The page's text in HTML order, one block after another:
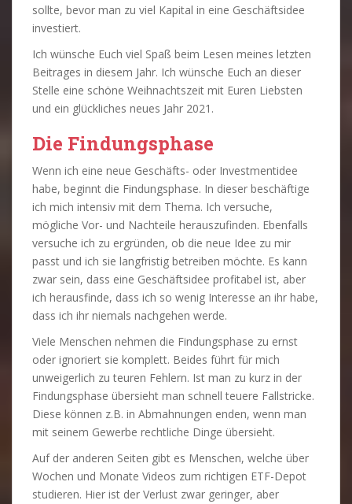
sollte, bevor man zu viel Kapital in eine Geschäftsidee
investiert.
Ich wünsche Euch viel Spaß beim Lesen meines letzten
Beitrages in diesem Jahr. Ich wünsche Euch an dieser
Stelle eine schöne Weihnachtszeit mit Euren Liebsten
und ein glückliches neues Jahr 2021.
Die Findungsphase
Wenn ich eine neue Geschäfts- oder Investmentidee
habe, beginnt die Findungsphase. In dieser beschäftige
ich mich intensiv mit dem Thema. Ich versuche,
mögliche Vor- und Nachteile herauszufinden. Ebenfalls
versuche ich zu ergründen, ob die neue Idee zu mir
passt und ich sie langfristig betreiben möchte. Es kann
zwar sein, dass eine Geschäftsidee profitabel ist, aber
ich herausfinde, dass ich so wenig Interesse an ihr habe,
dass ich ihr niemals nachgehen werde.
Viele Menschen nehmen die Findungsphase zu ernst
oder ignoriert sie komplett. Beides führt für mich
unweigerlich zu teuren Fehlern. Ist man zu kurz in der
Findungsphase übersieht man schnell teuere Fallstricke.
Diese können z.B. in Abmahnungen enden, wenn man
mit seinem Gewerbe rechtliche Dinge übersieht.
Auf der anderen Seiten gibt es Menschen, welche über
Wochen und Monate Videos zum richtigen ETF-Depot
studieren. Hier ist der Verlust zwar geringer, aber